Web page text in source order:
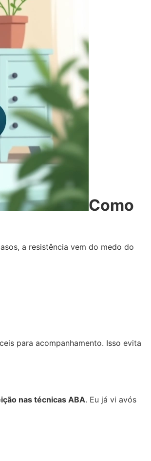
Como
a resistência vem do medo do
para acompanhamento. Isso evita
nas técnicas ABA. Eu já vi avós